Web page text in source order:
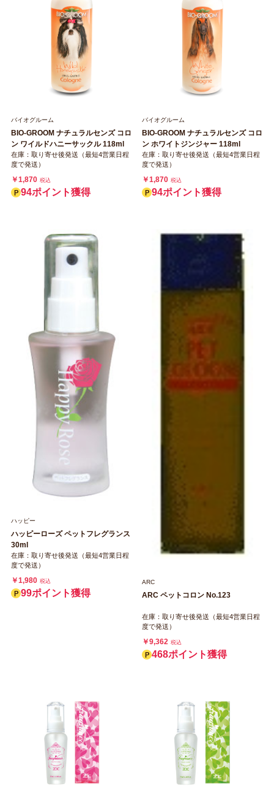
バイオグルーム
BIO-GROOM ナチュラルセンズ コロ
ン ワイルドハニーサックル 118ml
在庫：取り寄せ後発送（最短4営業日程
度で発送）
￥1,870 税込
94ポイント獲得
バイオグルーム
BIO-GROOM ナチュラルセンズ コロ
ン ホワイトジンジャー 118ml
在庫：取り寄せ後発送（最短4営業日程
度で発送）
￥1,870 税込
94ポイント獲得
ハッピー
ハッピーローズ ペットフレグランス
30ml
在庫：取り寄せ後発送（最短4営業日程
度で発送）
￥1,980 税込
99ポイント獲得
ARC
ARC ペットコロン No.123
在庫：取り寄せ後発送（最短4営業日程
度で発送）
￥9,362 税込
468ポイント獲得